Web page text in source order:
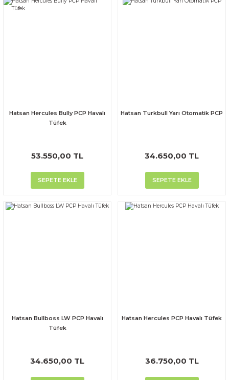
Hatsan Hercules Bully PCP Havalı
Tüfek
53.550,00 TL
SEPETE EKLE
Hatsan Turkbull Yarı Otomatik PCP
34.650,00 TL
SEPETE EKLE
Hatsan Bullboss LW PCP Havalı
Tüfek
34.650,00 TL
Hatsan Hercules PCP Havalı Tüfek
36.750,00 TL